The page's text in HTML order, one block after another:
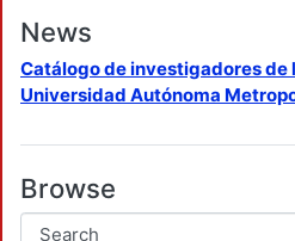
News
Catálogo de investigadores de
Universidad Autónoma
Browse